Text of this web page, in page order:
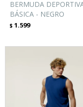
BERMUDA
BÁSICA - NEGRO
$ 1.599